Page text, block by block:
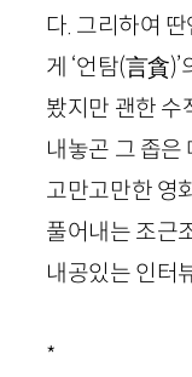
다. 그리하여
게 ‘언탐(言貪)
봤지만 괜한 수
내놓곤 그 좁은
고만고만한 영
풀어내는 조근
내공있는 인터
*